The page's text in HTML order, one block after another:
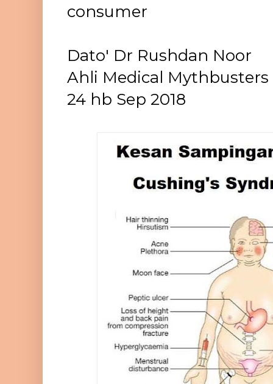
consumer
Dato' Dr Rushdan Noor
Ahli Medical Mythbusters
24 hb Sep 2018